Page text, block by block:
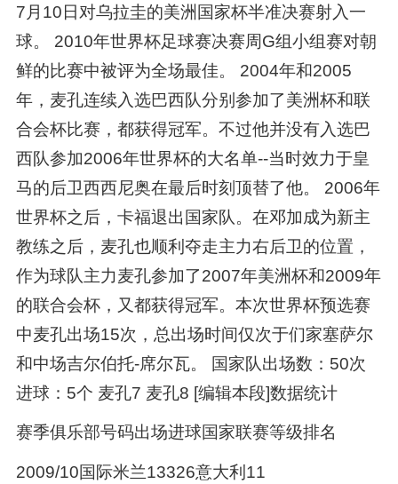
7月10日对乌拉圭的美洲国家杯半准决赛射入一
球。 2010年世界杯足球赛决赛周G组小组赛对朝
鲜的比赛中被评为全场最佳。 2004年和2005
年，麦孔连续入选巴西队分别参加了美洲杯和联
合会杯比赛，都获得冠军。不过他并没有入选巴
西队参加2006年世界杯的大名单--当时效力于皇
马的后卫西西尼奥在最后时刻顶替了他。 2006年
世界杯之后，卡福退出国家队。在邓加成为新主
教练之后，麦孔也顺利夺走主力右后卫的位置，
作为球队主力麦孔参加了2007年美洲杯和2009年
的联合会杯，又都获得冠军。本次世界杯预选赛
中麦孔出场15次，总出场时间仅次于们家塞萨尔
和中场吉尔伯托-席尔瓦。 国家队出场数：50次
进球：5个 麦孔7 麦孔8 [编辑本段]数据统计
赛季俱乐部号码出场进球国家联赛等级排名
2009/10国际米兰13326意大利11